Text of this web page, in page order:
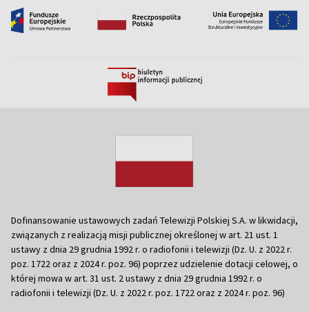
Dofinansowanie ustawowych zadań Telewizji Polskiej S.A. w likwidacji,
związanych z realizacją misji publicznej określonej w art. 21 ust. 1
ustawy z dnia 29 grudnia 1992 r. o radiofonii i telewizji (Dz. U. z 2022 r.
poz. 1722 oraz z 2024 r. poz. 96) poprzez udzielenie dotacji celowej, o
której mowa w art. 31 ust. 2 ustawy z dnia 29 grudnia 1992 r. o
radiofonii i telewizji (Dz. U. z 2022 r. poz. 1722 oraz z 2024 r. poz. 96)